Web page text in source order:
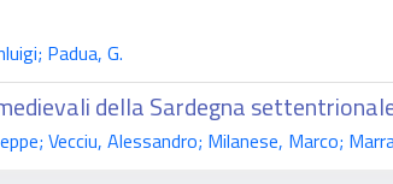
Padua, G.
della Sardegna
Vecciu, Alessandro; Milanese, Marco;